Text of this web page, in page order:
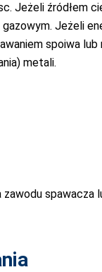
Jeżeli źródłem
Jeżeli
spoiwa
metali.